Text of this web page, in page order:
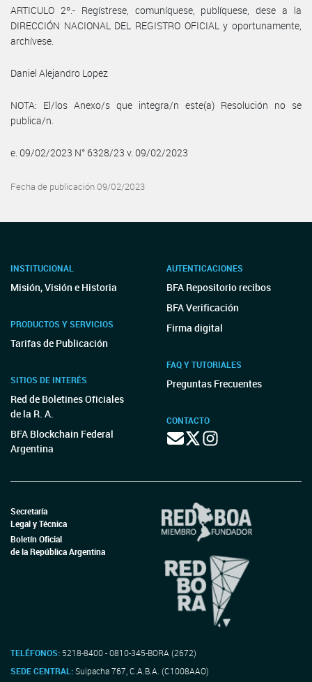
ARTICULO 2º.- Regístrese, comuníquese, publíquese, dese a la
DIRECCIÓN NACIONAL DEL REGISTRO OFICIAL y oportunamente,
archívese.
Daniel Alejandro Lopez
NOTA: El/los Anexo/s que integra/n este(a) Resolución no se
publica/n.
e. 09/02/2023 N° 6328/23 v. 09/02/2023
Fecha de publicación 09/02/2023
INSTITUCIONAL
Misión, Visión e Historia
PRODUCTOS Y SERVICIOS
Tarifas de Publicación
SITIOS DE INTERÉS
Red de Boletines Oficiales
de la R. A.
BFA Blockchain Federal
Argentina
AUTENTICACIONES
BFA Repositorio recibos
BFA Verificación
Firma digital
FAQ Y TUTORIALES
Preguntas Frecuentes
CONTACTO
Secretaría
Legal y Técnica
Boletín Oficial
de la República Argentina
TELÉFONOS: 5218-8400 - 0810-345-BORA (2672)
SEDE CENTRAL:Suipacha 767, C.A.B.A. (C1008AAO)